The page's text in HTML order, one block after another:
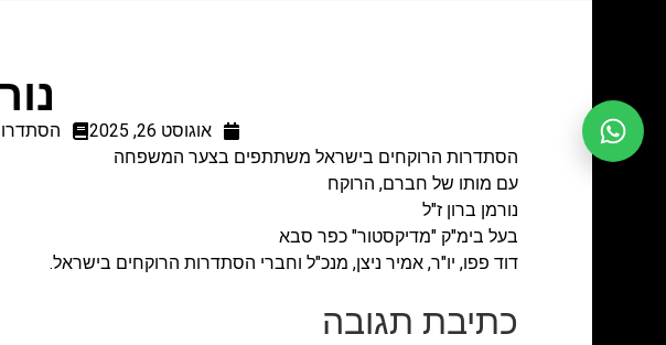
אוגוסט 26, 2025
הסתדרות הרוקחים בישראל משתתפים בצער המשפחה
עם מותו של חברם, הרוקח
נורמן ברון ז"ל
בעל בימ"ק "מדיקסטור" כפר סבא
דוד פפו, יו"ר, אמיר ניצן, מנכ"ל וחברי הסתדרות הרוקחים בישראל.
כתיבת תגובה